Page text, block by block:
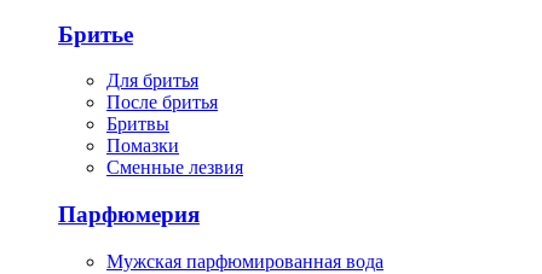
Бритье
Для бритья
После бритья
Бритвы
Помазки
Сменные лезвия
Парфюмерия
Мужская парфюмированная вода